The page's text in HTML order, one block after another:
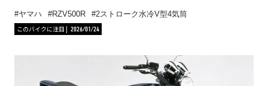
ヤマハ RZV500R
2ストローク水冷V型4気筒
このバイクに注目
2026/01/24